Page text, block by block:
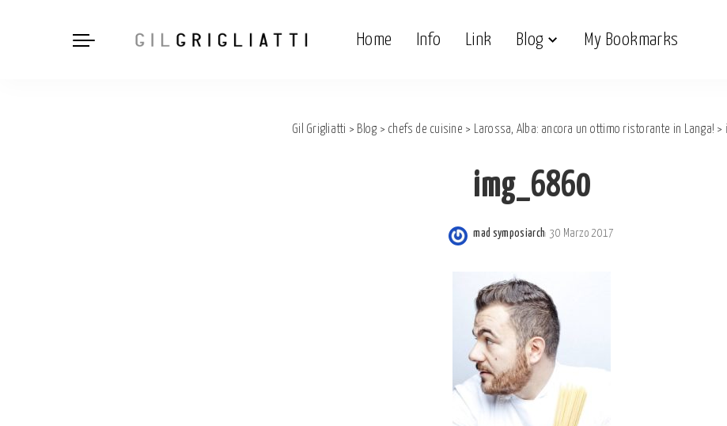
Home Info Link Blog My Bookmarks
Gil Grigliatti > Blog > chefs de cuisine > Larossa, Alba: ancora un ottimo ristorante in Langa! >
img_6860
Posted
mad symposiarch 30 Marzo 2017